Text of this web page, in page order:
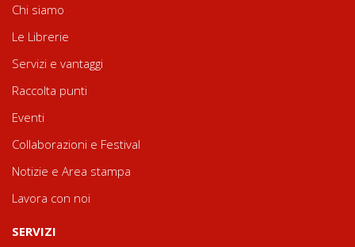
Chi siamo
Le Librerie
Servizi e vantaggi
Raccolta punti
Eventi
Collaborazioni e Festival
Notizie e Area stampa
Lavora con noi
SERVIZI